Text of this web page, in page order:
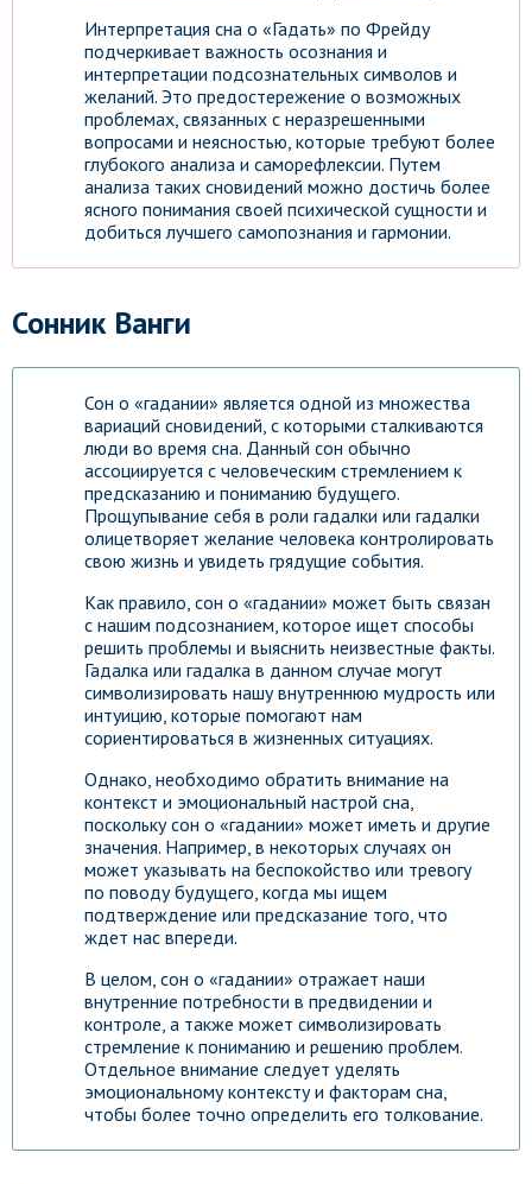
Интерпретация сна о «Гадать» по Фрейду
подчеркивает важность осознания и
интерпретации подсознательных символов и
желаний. Это предостережение о возможных
проблемах, связанных с неразрешенными
вопросами и неясностью, которые требуют более
глубокого анализа и саморефлексии. Путем
анализа таких сновидений можно достичь более
ясного понимания своей психической сущности и
добиться лучшего самопознания и гармонии.
Сонник Ванги
Сон о «гадании» является одной из множества
вариаций сновидений, с которыми сталкиваются
люди во время сна. Данный сон обычно
ассоциируется с человеческим стремлением к
предсказанию и пониманию будущего.
Прощупывание себя в роли гадалки или гадалки
олицетворяет желание человека контролировать
свою жизнь и увидеть грядущие события.
Как правило, сон о «гадании» может быть связан
с нашим подсознанием, которое ищет способы
решить проблемы и выяснить неизвестные факты.
Гадалка или гадалка в данном случае могут
символизировать нашу внутреннюю мудрость или
интуицию, которые помогают нам
сориентироваться в жизненных ситуациях.
Однако, необходимо обратить внимание на
контекст и эмоциональный настрой сна,
поскольку сон о «гадании» может иметь и другие
значения. Например, в некоторых случаях он
может указывать на беспокойство или тревогу
по поводу будущего, когда мы ищем
подтверждение или предсказание того, что
ждет нас впереди.
В целом, сон о «гадании» отражает наши
внутренние потребности в предвидении и
контроле, а также может символизировать
стремление к пониманию и решению проблем.
Отдельное внимание следует уделять
эмоциональному контексту и факторам сна,
чтобы более точно определить его толкование.